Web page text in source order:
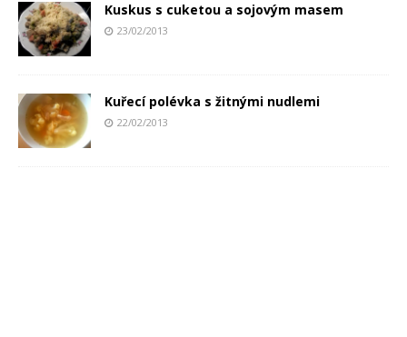
Kuskus s cuketou a sojovým masem
23/02/2013
Kuřecí polévka s žitnými nudlemi
22/02/2013